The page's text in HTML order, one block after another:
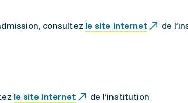
consultez le site internet de
le site internet de l’institution